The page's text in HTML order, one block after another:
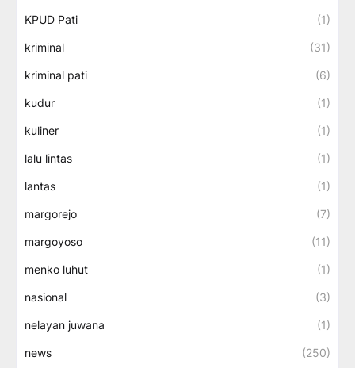
KPUD Pati (1)
kriminal (31)
kriminal pati (6)
kudur (1)
kuliner (1)
lalu lintas (1)
lantas (1)
margorejo (7)
margoyoso (11)
menko luhut (1)
nasional (3)
nelayan juwana (1)
news (250)